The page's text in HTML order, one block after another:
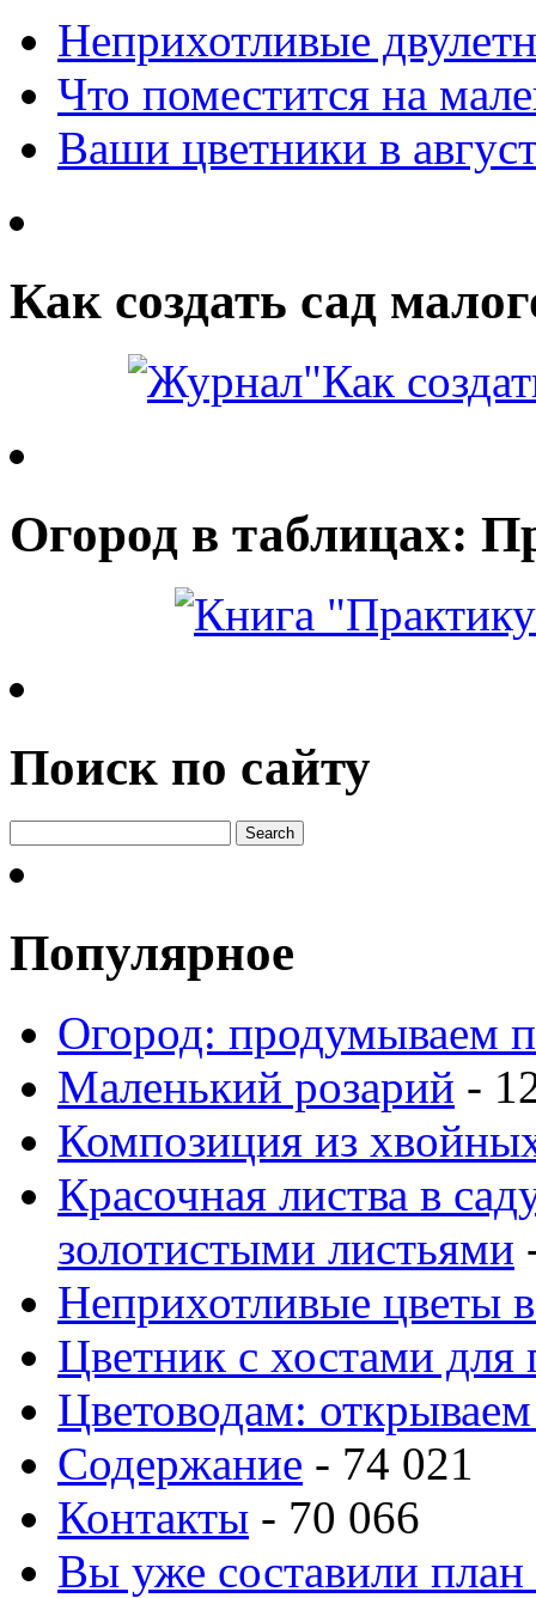
Неприхотливые
Что поместится на
Ваши цветники в
Как создать сад
Огород в таблицах:
Поиск по сайту
Популярное
Огород: продумываем
Маленький розарий -
Композиция из
Красочная листва в
золотистыми листьями
Неприхотливые цветы
Цветник с хостами для
Цветоводам:
Содержание - 74 021
Контакты - 70 066
Вы уже составили план